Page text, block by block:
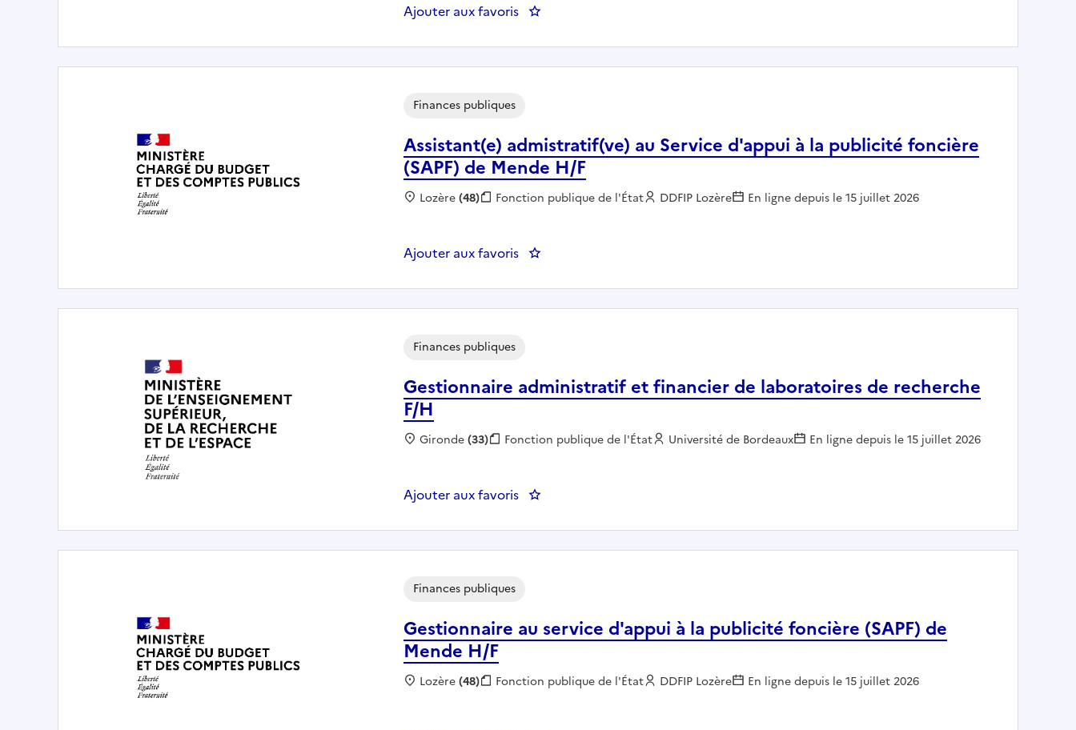
Ajouter aux favoris : Assistant administratif en matière de fiscalité foncière et du cadastre H/F
Assistant(e) admistratif(ve) au Service d'appui à la publicité foncière
(SAPF) de Mende H/F
Finances publiques
Localisation :
Lozère(48) Fonction publique :
Fonction publique de l'État Employeur :
DDFIP Lozère En ligne depuis le 15 juillet 2026
Ajouter aux favoris : Assistant(e) admistratif(ve) au Service d'appui à la publicité foncière (SAPF) de Mende H/F
Gestionnaire administratif et financier de laboratoires de recherche
F/H
Finances publiques
Localisation :
Gironde(33) Fonction publique :
Fonction publique de l'État Employeur :
Université de Bordeaux En ligne depuis le 15 juillet 2026
Ajouter aux favoris : Gestionnaire administratif et financier de laboratoires de recherche F/H
Gestionnaire au service d'appui à la publicité foncière (SAPF) de
Mende H/F
Finances publiques
Localisation :
Lozère(48) Fonction publique :
Fonction publique de l'État Employeur :
DDFIP Lozère En ligne depuis le 15 juillet 2026